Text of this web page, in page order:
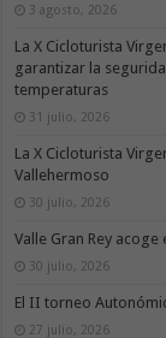
3 agosto, 2026
La X Cicloturista
garantizar la
temperaturas
31 julio, 2026
La X Cicloturista
Vallehermoso
30 julio, 2026
Valle Gran Rey
30 julio, 2026
El II torneo
27 julio, 2026